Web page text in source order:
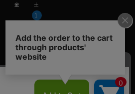
はございませんのでご了承く
金
土
1
14
15
21
22